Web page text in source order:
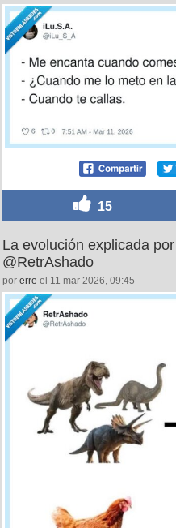
15
La evolución explicada
@RetrAshado
por erre el 11 mar 2026, 09:45